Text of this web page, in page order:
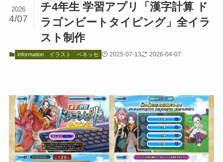
チ4年生 学習アプリ「漢字計算 ド
ラゴンビートタイピング」全イラ
スト制作
2026
4/07
information イラスト ベネッセ 2025-07-13 2026-04-07